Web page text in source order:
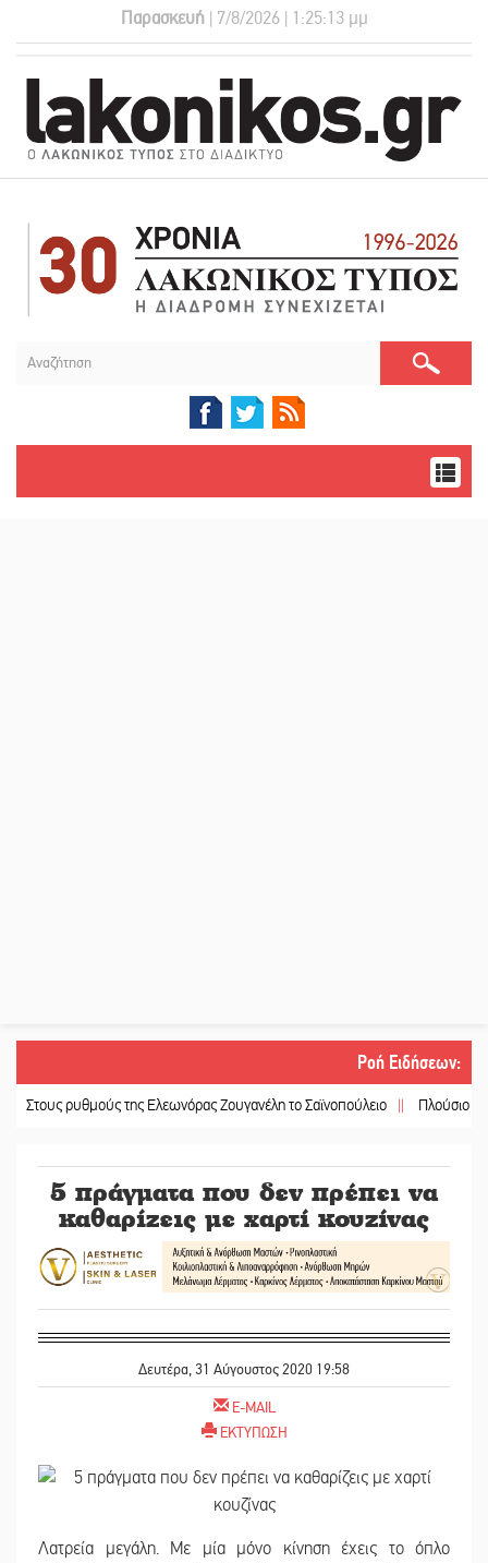
Παρασκευή | 7/8/2026 | 1:25:13 μμ
Ροή Ειδήσεων:
ρυθμούς της Ελεωνόρας Ζουγανέλη το Σαϊνοπούλειο || Πλούσιο
5 πράγματα που δεν πρέπει να
καθαρίζεις με χαρτί κουζίνας
Δευτέρα, 31 Αύγουστος 2020 19:58
E-MAIL
ΕΚΤΥΠΩΣΗ
Λατρεία μεγάλη. Με μία μόνο κίνηση έχεις το όπλο